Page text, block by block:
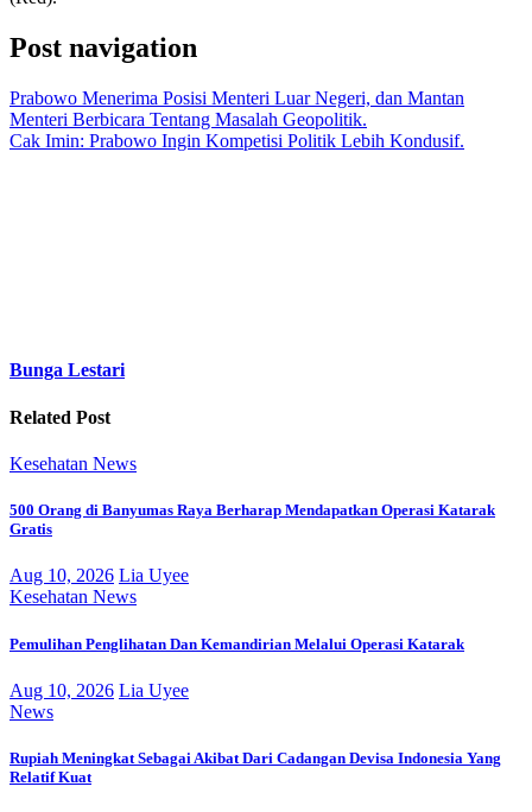
Post navigation
Prabowo Menerima Posisi Menteri Luar Negeri, dan Mantan
Menteri Berbicara Tentang Masalah Geopolitik.
Cak Imin: Prabowo Ingin Kompetisi Politik Lebih Kondusif.
Bunga Lestari
Related Post
Kesehatan News
500 Orang di Banyumas Raya Berharap Mendapatkan Operasi Katarak
Gratis
Aug 10, 2026 Lia Uyee
Kesehatan News
Pemulihan Penglihatan Dan Kemandirian Melalui Operasi Katarak
Aug 10, 2026 Lia Uyee
News
Rupiah Meningkat Sebagai Akibat Dari Cadangan Devisa Indonesia Yang
Relatif Kuat